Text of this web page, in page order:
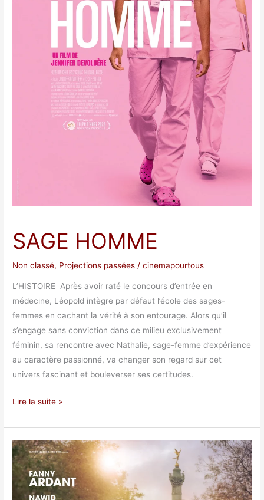
SAGE HOMME
Non classé, Projections passées /cinemapourtous
L’HISTOIRE Après avoir raté le concours d’entrée en
médecine, Léopold intègre par défaut l’école des sages-
femmes en cachant la vérité à son entourage. Alors qu’il
s’engage sans conviction dans ce milieu exclusivement
féminin, sa rencontre avec Nathalie, sage-femme d’expérience
au caractère passionné, va changer son regard sur cet
univers fascinant et bouleverser ses certitudes.
Lire la suite »
Ma
France
à
moi